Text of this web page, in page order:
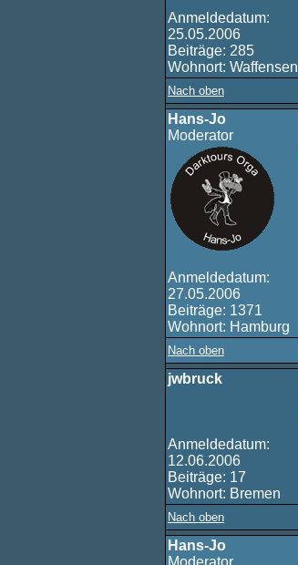
Anmeldedatum:
25.05.2006
Beiträge: 285
Wohnort: Waffensen
Nach oben
Hans-Jo
Moderator
Anmeldedatum:
27.05.2006
Beiträge: 1371
Wohnort: Hamburg
Nach oben
jwbruck
Anmeldedatum:
12.06.2006
Beiträge: 17
Wohnort: Bremen
Nach oben
Hans-Jo
Moderator